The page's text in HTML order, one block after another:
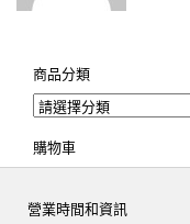
商品分類
購物車
營業時間和資訊